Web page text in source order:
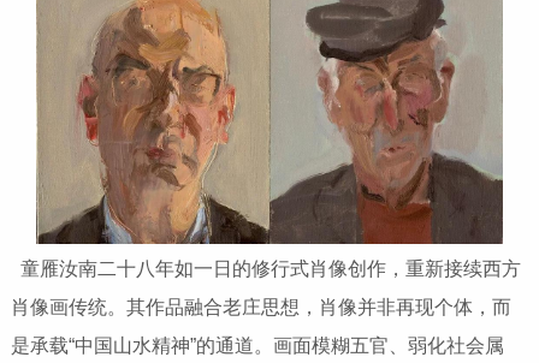
童雁汝南二十八年如一日的修行式肖像创作，重新接续西方
肖像画传统。其作品融合老庄思想，肖像并非再现个体，而
是承载“中国山水精神”的通道。画面模糊五官、弱化社会属